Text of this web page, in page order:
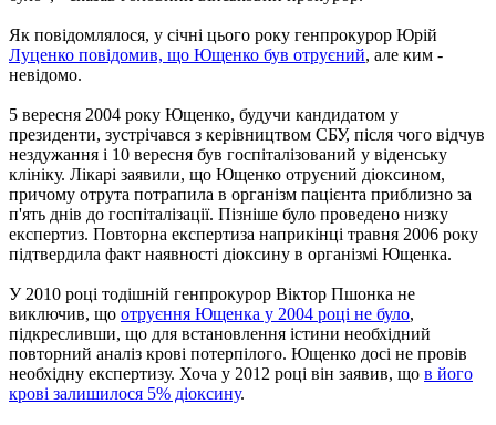
Як повідомлялося, у січні цього року генпрокурор Юрій
Луценко повідомив, що Ющенко був отруєний, але ким -
невідомо.
5 вересня 2004 року Ющенко, будучи кандидатом у
президенти, зустрічався з керівництвом СБУ, після чого відчув
нездужання і 10 вересня був госпіталізований у віденську
клініку. Лікарі заявили, що Ющенко отруєний діоксином,
причому отрута потрапила в організм пацієнта приблизно за
п'ять днів до госпіталізації. Пізніше було проведено низку
експертиз. Повторна експертиза наприкінці травня 2006 року
підтвердила факт наявності діоксину в організмі Ющенка.
У 2010 році тодішній генпрокурор Віктор Пшонка не
виключив, що отруєння Ющенка у 2004 році не було,
підкресливши, що для встановлення істини необхідний
повторний аналіз крові потерпілого. Ющенко досі не провів
необхідну експертизу. Хоча у 2012 році він заявив, що в його
крові залишилося 5% діоксину.